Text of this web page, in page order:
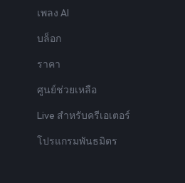
เพลง AI
บล็อก
ราคา
ศูนย์ช่วยเหลือ
Live สำหรับครีเอเตอร์
โปรแกรมพันธมิตร